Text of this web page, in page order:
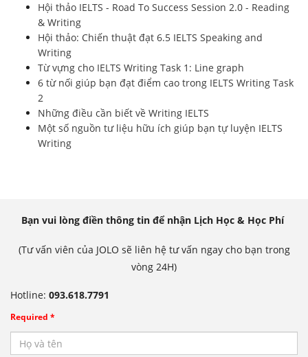
Hội thảo IELTS - Road To Success Session 2.0 - Reading
& Writing
Hội thảo: Chiến thuật đạt 6.5 IELTS Speaking and
Writing
Từ vựng cho IELTS Writing Task 1: Line graph
6 từ nối giúp bạn đạt điểm cao trong IELTS Writing Task
2
Những điều cần biết về Writing IELTS
Một số nguồn tư liệu hữu ích giúp bạn tự luyện IELTS
Writing
Bạn vui lòng điền thông tin để nhận Lịch Học & Học Phí
(Tư vấn viên của JOLO sẽ liên hệ tư vấn ngay cho bạn trong
vòng 24H)
Hotline: 093.618.7791
Required *